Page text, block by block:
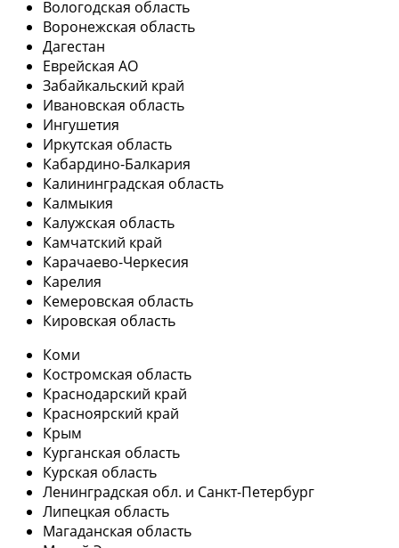
Вологодская область
Воронежская область
Дагестан
Еврейская АО
Забайкальский край
Ивановская область
Ингушетия
Иркутская область
Кабардино-Балкария
Калининградская область
Калмыкия
Калужская область
Камчатский край
Карачаево-Черкесия
Карелия
Кемеровская область
Кировская область
Коми
Костромская область
Краснодарский край
Красноярский край
Крым
Курганская область
Курская область
Ленинградская обл. и Санкт-Петербург
Липецкая область
Магаданская область